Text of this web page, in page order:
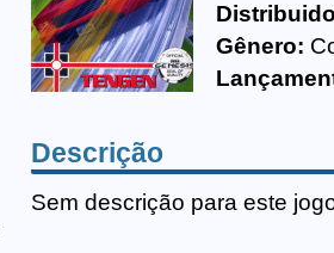
Gênero:
Descrição
Sem descrição para este